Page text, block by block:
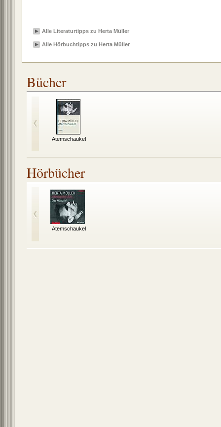
Alle Literaturtipps zu Herta Müller
Alle Hörbuchtipps zu Herta Müller
Bücher
Atemschaukel
Hörbücher
Atemschaukel